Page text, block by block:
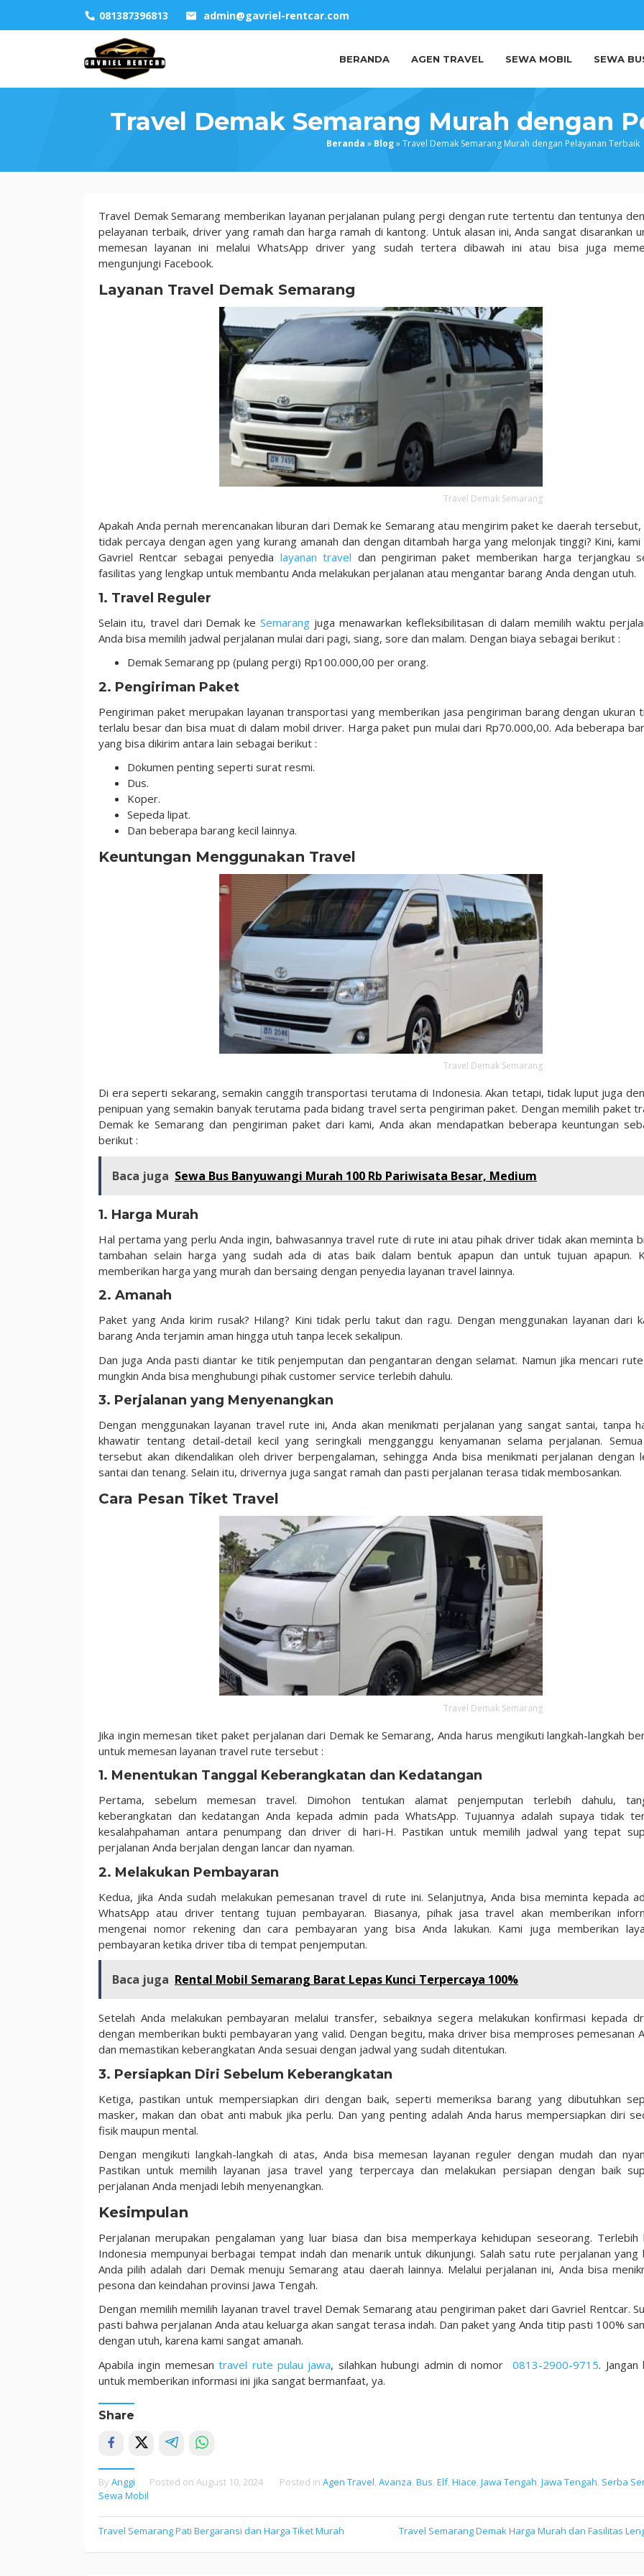
081387396813 admin@gavriel-rentcar.com
BERANDA AGEN TRAVEL SEWA MOBIL SEWA
Travel Demak Semarang Murah dengan
Beranda » Blog»Travel Demak Semarang Murah dengan Pelayanan Terbaik
Travel
Demak
Semarang
Murah
Pelayanan
Travel Demak Semarang memberikan layanan perjalanan pulang pergi dengan rute tertentu dan tentunya
pelayanan terbaik, driver yang ramah dan harga ramah di kantong. Untuk alasan ini, Anda sangat disarankan
memesan layanan ini melalui WhatsApp driver yang sudah tertera dibawah ini atau bisa juga
mengunjungi Facebook.
Layanan Travel Demak Semarang
Travel Demak Semarang
Apakah Anda pernah merencanakan liburan dari Demak ke Semarang atau mengirim paket ke daerah tersebut,
tidak percaya dengan agen yang kurang amanah dan dengan ditambah harga yang melonjak tinggi? Kini, kami
Gavriel Rentcar sebagai penyedia layanan travel dan pengiriman paket memberikan harga terjangkau
fasilitas yang lengkap untuk membantu Anda melakukan perjalanan atau mengantar barang Anda dengan utuh.
1. Travel Reguler
Selain itu, travel dari Demak keSemarang juga menawarkan kefleksibilitasan di dalam memilih waktu
Anda bisa memilih jadwal perjalanan mulai dari pagi, siang, sore dan malam. Dengan biaya sebagai berikut :
Demak Semarang pp (pulang pergi) Rp100.000,00 per orang.
2. Pengiriman Paket
Pengiriman paket merupakan layanan transportasi yang memberikan jasa pengiriman barang dengan ukuran
terlalu besar dan bisa muat di dalam mobil driver. Harga paket pun mulai dari Rp70.000,00. Ada beberapa
yang bisa dikirim antara lain sebagai berikut :
Dokumen penting seperti surat resmi.
Dus.
Koper.
Sepeda lipat.
Dan beberapa barang kecil lainnya.
Keuntungan Menggunakan Travel
Travel Demak Semarang
Di era seperti sekarang, semakin canggih transportasi terutama di Indonesia. Akan tetapi, tidak luput juga
penipuan yang semakin banyak terutama pada bidang travel serta pengiriman paket. Dengan memilih paket
Demak ke Semarang dan pengiriman paket dari kami, Anda akan mendapatkan beberapa keuntungan
berikut :
Baca juga Sewa Bus Banyuwangi Murah 100 Rb Pariwisata Besar, Medium
1. Harga Murah
Hal pertama yang perlu Anda ingin, bahwasannya travel rute di rute ini atau pihak driver tidak akan meminta
tambahan selain harga yang sudah ada di atas baik dalam bentuk apapun dan untuk tujuan apapun.
memberikan harga yang murah dan bersaing dengan penyedia layanan travel lainnya.
2. Amanah
Paket yang Anda kirim rusak? Hilang? Kini tidak perlu takut dan ragu. Dengan menggunakan layanan dari
barang Anda terjamin aman hingga utuh tanpa lecek sekalipun.
Dan juga Anda pasti diantar ke titik penjemputan dan pengantaran dengan selamat. Namun jika mencari rute
mungkin Anda bisa menghubungi pihak customer service terlebih dahulu.
3. Perjalanan yang Menyenangkan
Dengan menggunakan layanan travel rute ini, Anda akan menikmati perjalanan yang sangat santai, tanpa
khawatir tentang detail-detail kecil yang seringkali mengganggu kenyamanan selama perjalanan.
tersebut akan dikendalikan oleh driver berpengalaman, sehingga Anda bisa menikmati perjalanan dengan
santai dan tenang. Selain itu, drivernya juga sangat ramah dan pasti perjalanan terasa tidak membosankan.
Cara Pesan Tiket Travel
Travel Demak Semarang
Jika ingin memesan tiket paket perjalanan dari Demak ke Semarang, Anda harus mengikuti langkah-langkah
untuk memesan layanan travel rute tersebut :
1. Menentukan Tanggal Keberangkatan dan Kedatangan
Pertama, sebelum memesan travel. Dimohon tentukan alamat penjemputan terlebih dahulu,
keberangkatan dan kedatangan Anda kepada admin pada WhatsApp. Tujuannya adalah supaya tidak
kesalahpahaman antara penumpang dan driver di hari-H. Pastikan untuk memilih jadwal yang tepat
perjalanan Anda berjalan dengan lancar dan nyaman.
2. Melakukan Pembayaran
Kedua, jika Anda sudah melakukan pemesanan travel di rute ini. Selanjutnya, Anda bisa meminta kepada
WhatsApp atau driver tentang tujuan pembayaran. Biasanya, pihak jasa travel akan memberikan
mengenai nomor rekening dan cara pembayaran yang bisa Anda lakukan. Kami juga memberikan
pembayaran ketika driver tiba di tempat penjemputan.
Baca juga Rental Mobil Semarang Barat Lepas Kunci Terpercaya 100%
Setelah Anda melakukan pembayaran melalui transfer, sebaiknya segera melakukan konfirmasi kepada
dengan memberikan bukti pembayaran yang valid. Dengan begitu, maka driver bisa memproses pemesanan
dan memastikan keberangkatan Anda sesuai dengan jadwal yang sudah ditentukan.
3. Persiapkan Diri Sebelum Keberangkatan
Ketiga, pastikan untuk mempersiapkan diri dengan baik, seperti memeriksa barang yang dibutuhkan
masker, makan dan obat anti mabuk jika perlu. Dan yang penting adalah Anda harus mempersiapkan diri
fisik maupun mental.
Dengan mengikuti langkah-langkah di atas, Anda bisa memesan layanan reguler dengan mudah dan
Pastikan untuk memilih layanan jasa travel yang terpercaya dan melakukan persiapan dengan baik
perjalanan Anda menjadi lebih menyenangkan.
Kesimpulan
Perjalanan merupakan pengalaman yang luar biasa dan bisa memperkaya kehidupan seseorang. Terlebih
Indonesia mempunyai berbagai tempat indah dan menarik untuk dikunjungi. Salah satu rute perjalanan yang
Anda pilih adalah dari Demak menuju Semarang atau daerah lainnya. Melalui perjalanan ini, Anda bisa
pesona dan keindahan provinsi Jawa Tengah.
Dengan memilih memilih layanan travel travel Demak Semarang atau pengiriman paket dari Gavriel Rentcar.
pasti bahwa perjalanan Anda atau keluarga akan sangat terasa indah. Dan paket yang Anda titip pasti 100%
dengan utuh, karena kami sangat amanah.
Apabila ingin memesantravel rute pulau jawa, silahkan hubungi admin di nomor 0813-2900-9715. Jangan
untuk memberikan informasi ini jika sangat bermanfaat, ya.
Share
By Anggi Posted on August 10, 2024 Posted in Agen Travel Avanza Bus Elf, Hiace Jawa Tengah Jawa Tengah Serba
Sewa Mobil
Post
navigation
Travel Semarang Pati Bergaransi dan Harga Tiket Murah Travel Semarang Demak Harga Murah dan Fasilitas